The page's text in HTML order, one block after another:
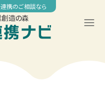
携のご相談なら
造の森